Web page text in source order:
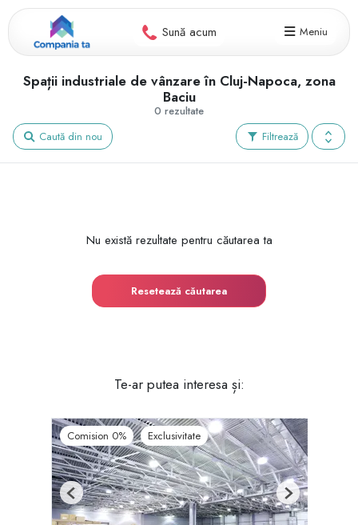
Sună acum Meniu
0 rezultate
Spații industriale de vânzare în Cluj-Napoca, zona
Baciu
Filtrează
Caută din nou
Nu există rezultate pentru căutarea ta
Resetează căutarea
Te-ar putea interesa și:
Comision 0% Exclusivitate
Previous Next